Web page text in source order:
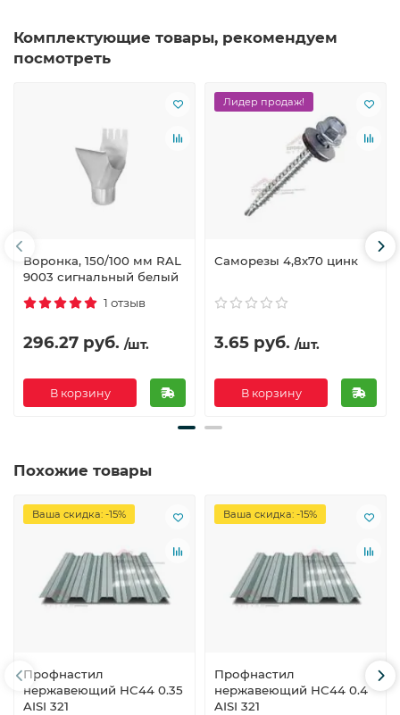
Комплектующие товары, рекомендуем
посмотреть
Воронка, 150/100 мм RAL
9003 сигнальный белый
1 отзыв
296.27 руб. /шт.
В корзину
Лидер продаж!
Саморезы 4,8х70 цинк
3.65 руб. /шт.
В корзину
Похожие товары
Ваша скидка: -15%
Профнастил
нержавеющий НС44 0.35
AISI 321
Ваша скидка: -15%
Профнастил
нержавеющий НС44 0.4
AISI 321